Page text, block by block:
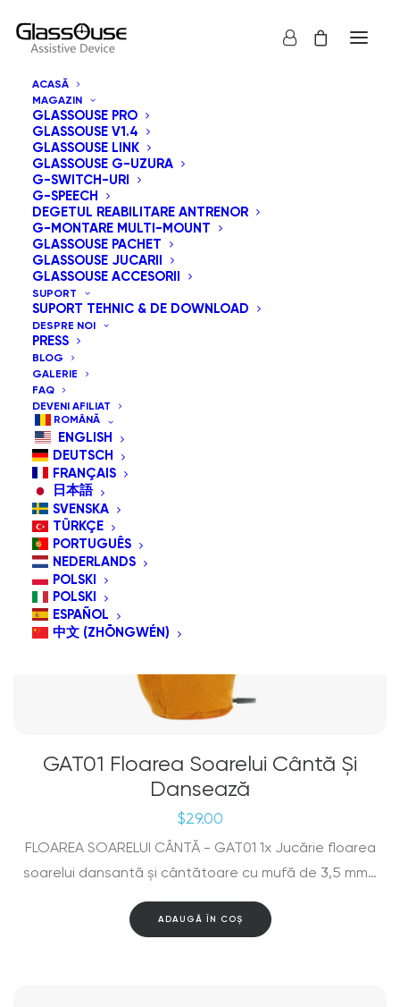
ACASĂ
MAGAZIN
GLASSOUSE PRO
GLASSOUSE V1.4
GLASSOUSE LINK
GLASSOUSE G-UZURA
G-SWITCH-URI
G-SPEECH
DEGETUL REABILITARE ANTRENOR
G-MONTARE MULTI-MOUNT
GLASSOUSE PACHET
GLASSOUSE JUCARII
GLASSOUSE ACCESORII
SUPORT
SUPORT TEHNIC & DE DOWNLOAD
DESPRE NOI
PRESS
BLOG
GALERIE
FAQ
DEVENI AFILIAT
ROMÂNĂ
ENGLISH
DEUTSCH
FRANÇAIS
日本語
SVENSKA
TÜRKÇE
PORTUGUÊS
NEDERLANDS
POLSKI
POLSKI
ESPAÑOL
中文 (ZHŌNGWÉN)
Arată tot
Sortează după popularitatea vânzărilor
Sortare implicită
Sortează după cele mai recente
Sortează după preț: de la mare la mic
GAT01 Floarea Soarelui Cântă Și
Dansează
$29.00
FLOAREA SOARELUI CÂNTĂ - GAT01 1x Jucărie floarea
soarelui dansantă și cântătoare cu mufă de 3,5 mm…
ADAUGĂ ÎN COȘ